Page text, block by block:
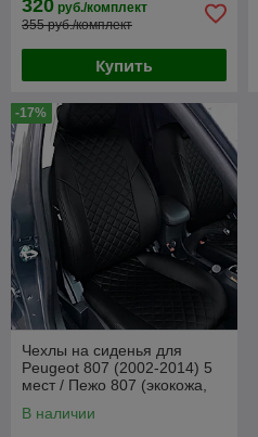
320 руб./комплект
355 руб./комплект
Купить
-17%
Чехлы на сиденья для
Peugeot 807 (2002-2014) 5
мест / Пежо 807 (экокожа,
В наличии